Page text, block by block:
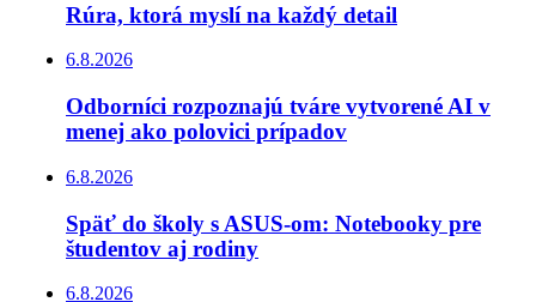
Rúra, ktorá myslí na každý detail
6.8.2026
Odborníci rozpoznajú tváre vytvorené AI v
menej ako polovici prípadov
6.8.2026
Späť do školy s ASUS-om: Notebooky pre
študentov aj rodiny
6.8.2026